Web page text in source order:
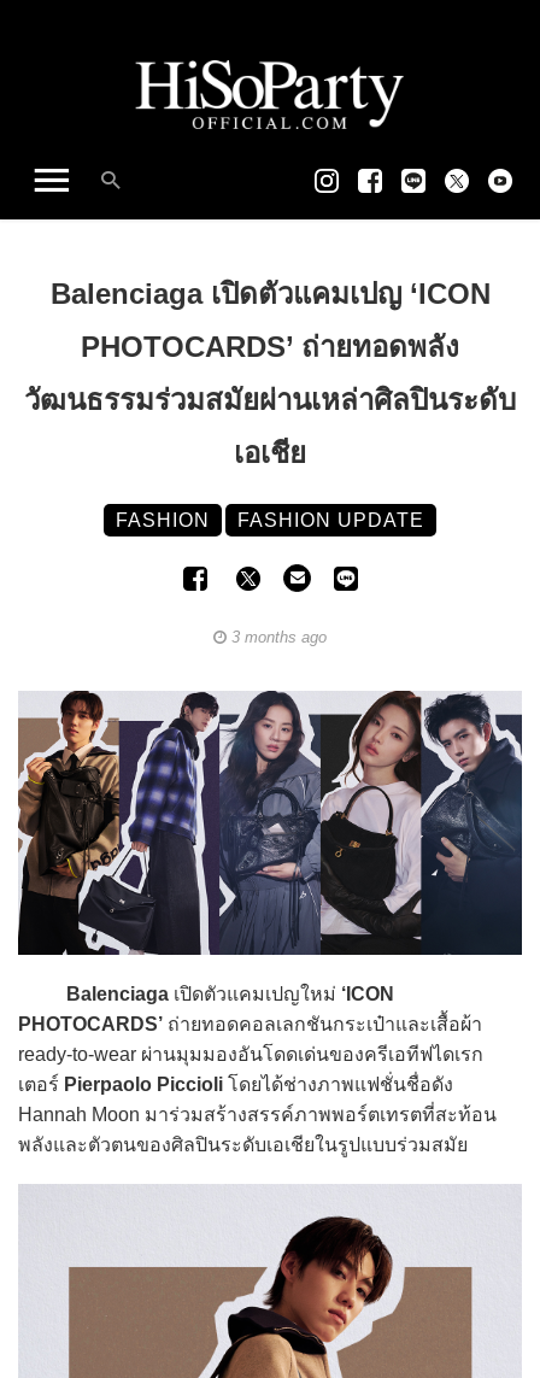
Balenciaga เปิดตัวแคมเปญ ‘ICON
PHOTOCARDS’ ถ่ายทอดพลัง
วัฒนธรรมร่วมสมัยผ่านเหล่าศิลปินระดับ
เอเชีย
FASHION FASHION UPDATE
3 months ago
Balenciaga เปิดตัวแคมเปญใหม่ ‘ICON
PHOTOCARDS’ ถ่ายทอดคอลเลกชันกระเป๋าและเสื้อผ้า
ready-to-wear ผ่านมุมมองอันโดดเด่นของครีเอทีฟไดเรก
เตอร์ Pierpaolo Piccioli โดยได้ช่างภาพแฟชั่นชื่อดัง
Hannah Moon มาร่วมสร้างสรรค์ภาพพอร์ตเทรตที่สะท้อน
พลังและตัวตนของศิลปินระดับเอเชียในรูปแบบร่วมสมัย